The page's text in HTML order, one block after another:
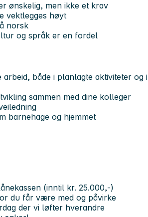
ønskelig, men ikke et krav
vektlegges høyt
norsk
og språk er en fordel
både i planlagte aktiviteter og i
sammen med dine kolleger
barnehage og hjemmet
(inntil kr. 25.000,-)
du får være med og påvirke
der vi løfter hverandre